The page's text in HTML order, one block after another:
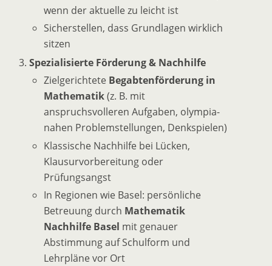
wenn der aktuelle zu leicht ist
Sicherstellen, dass Grundlagen wirklich
sitzen
Spezialisierte Förderung & Nachhilfe
Zielgerichtete Begabtenförderung in
Mathematik(z. B. mit
anspruchsvolleren Aufgaben, olympia-
nahen Problemstellungen, Denkspielen)
Klassische Nachhilfe bei Lücken,
Klausurvorbereitung oder
Prüfungsangst
In Regionen wie Basel: persönliche
Betreuung durch Mathematik
Nachhilfe Basel mit genauer
Abstimmung auf Schulform und
Lehrpläne vor Ort